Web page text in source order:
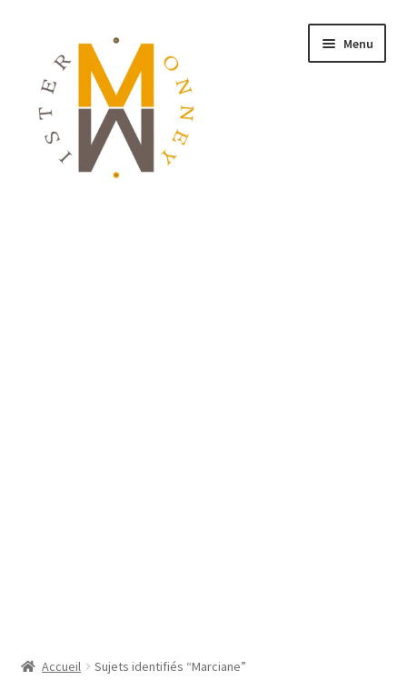
Menu
Accueil Sujets identifiés “Marciane”